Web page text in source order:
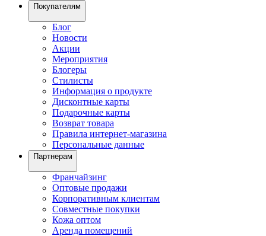
Покупателям
Блог
Новости
Акции
Мероприятия
Блогеры
Стилисты
Информация о продукте
Дисконтные карты
Подарочные карты
Возврат товара
Правила интернет-магазина
Персональные данные
Партнерам
Франчайзинг
Оптовые продажи
Корпоративным клиентам
Совместные покупки
Кожа оптом
Аренда помещений